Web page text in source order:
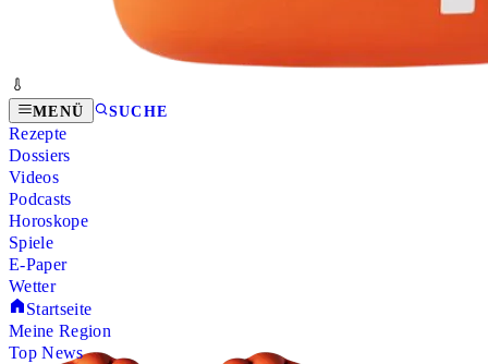
MENÜ SUCHE
Rezepte
Dossiers
Videos
Podcasts
Horoskope
Spiele
E-Paper
Wetter
Startseite
Meine Region
Top News